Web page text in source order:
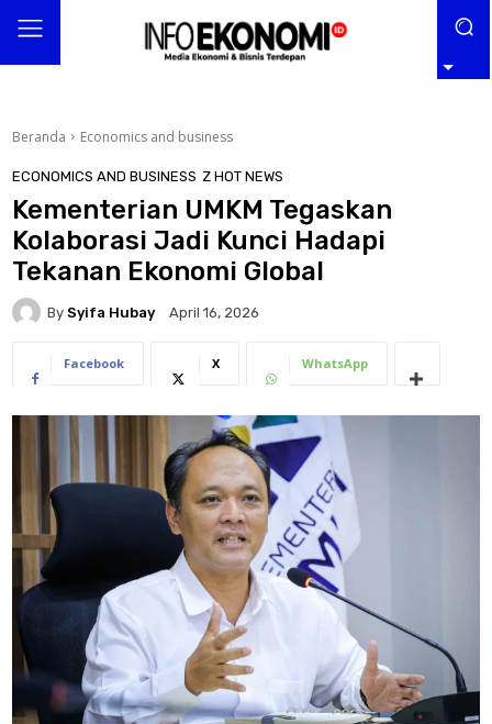
Beranda Economics and business
ECONOMICS AND BUSINESS Z HOT NEWS
Kementerian UMKM Tegaskan
Kolaborasi Jadi Kunci Hadapi
Tekanan Ekonomi Global
By Syifa Hubay April 16, 2026
Facebook X WhatsApp